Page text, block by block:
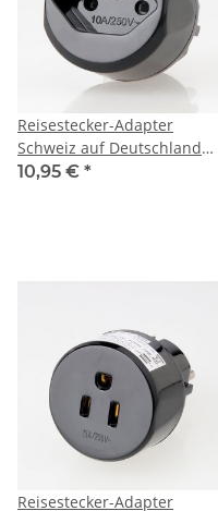
Reisestecker-Adapter
Schweiz auf Deutschland
10A/250V Brennenstuhl
10,95 € *
Reisestecker-Adapter